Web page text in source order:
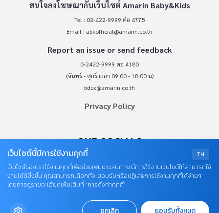
สนใจลงโฆษณากับเว็บไซต์ Amarin Baby&Kids
Tel : 02-422-9999 ต่อ 4775
Email : abkofficial@amarin.co.th
Report an issue or send feedback
0-2422-9999 ต่อ 4180
(จันทร์ - ศุกร์ เวลา 09.00 - 18.00 น)
bdcx@amarin.co.th
Privacy Policy
OUR SOCIALS
© COPYRIGHT 2026
TH
เว็บไซต์นี้มีการใช้งานคุกกี้
เว็บไซต์ของเราใช้งานคุกกี้เพื่อช่วยเพิ่มประสบการณ์การใช้งานเว็บไซต์ให้สามารถใช้
งานได้ดียิ่งขึ้น คุณสามารถเลือกที่จะยอมรับหรือปฏิเสธการใช้งานคุกกี้ได้ง่ายๆ
โดยการดูรายละเอียดเพิ่มเติมที่ “การตั้งค่าคุกกี้”
ยกเลิก ยอมรับทั้งหมด